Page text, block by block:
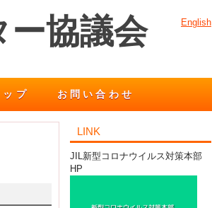
ー協議会 English
プ お問い合わせ
LINK
JIL新型コロナウイルス対策本部
HP